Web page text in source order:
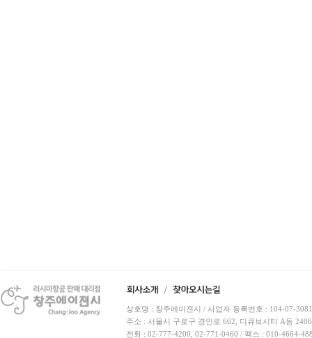
상호명 : 창주에이젼시 / 사업자 등록번호 : 104-07-
주소 : 서울시 구로구 경인로 662, 디큐브시티 A동
전화 : 02-777-4200, 02-771-0460 / 팩스 : 010-4664-